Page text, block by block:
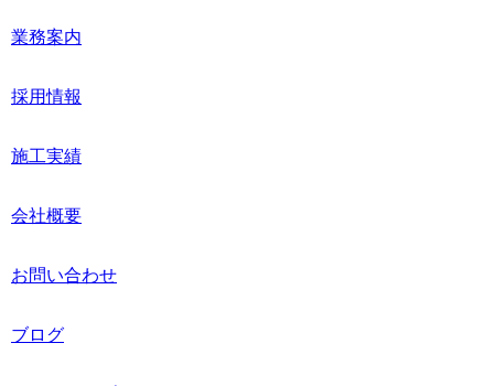
業務案内
採用情報
施工実績
会社概要
お問い合わせ
ブログ